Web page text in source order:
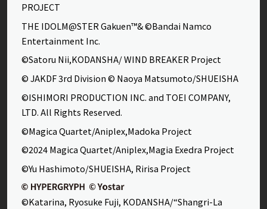
PROJECT
THE IDOLM@STER Gakuen™& ©Bandai Namco
Entertainment Inc.
©Satoru Nii,KODANSHA/ WIND BREAKER Project
© JAKDF 3rd Division © Naoya Matsumoto/SHUEISHA
©ISHIMORI PRODUCTION INC. and TOEI COMPANY,
LTD. All Rights Reserved.
©Magica Quartet/Aniplex,Madoka Project
©2024 Magica Quartet/Aniplex,Magia Exedra Project
©Yu Hashimoto/SHUEISHA, Ririsa Project
©Katarina, Ryosuke Fuji, KODANSHA/“Shangri-La